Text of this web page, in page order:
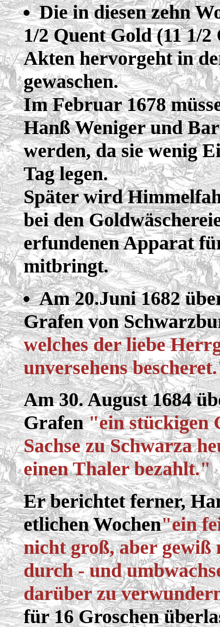
Die in diesen zehn
1/2 Quent Gold (11 1/
Akten hervorgeht in
gewaschen.
Im Februar 1678
Hanß Weniger und
werden, da sie wenig
Tag legen.
Später wird
bei den
erfundenen Apparat
mitbringt.
Am 20.Juni 1682
Grafen von
welches der liebe
unversehens
Am 30. August 1684
Grafen"ein stückigen
Sachse zu Schwarza
einen Thaler bezahlt."
Er berichtet ferner,
etlichen Wochen"ein
nicht groß, aber
durch - und
darüber zu
für 16 Groschen